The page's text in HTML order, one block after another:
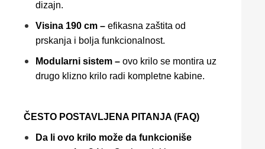
dizajn.
Visina 190 cm – efikasna zaštita od
prskanja i bolja funkcionalnost.
Modularni sistem – ovo krilo se montira uz
drugo klizno krilo radi kompletne kabine.
ČESTO POSTAVLJENA PITANJA (FAQ)
Da li ovo krilo može da funkcioniše